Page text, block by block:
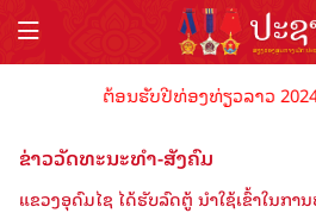
ຕ້ອນຮັບປີທ່ອງທ່ຽວລາວ
ຂ່າວວັດທະນະທຳ-ສັງຄົມ
ແຂວງອຸດົມໄຊ ໄດ້ຮັບລົດຕູ້ ນຳໃຊ້ເຂົ້າໃນກາ